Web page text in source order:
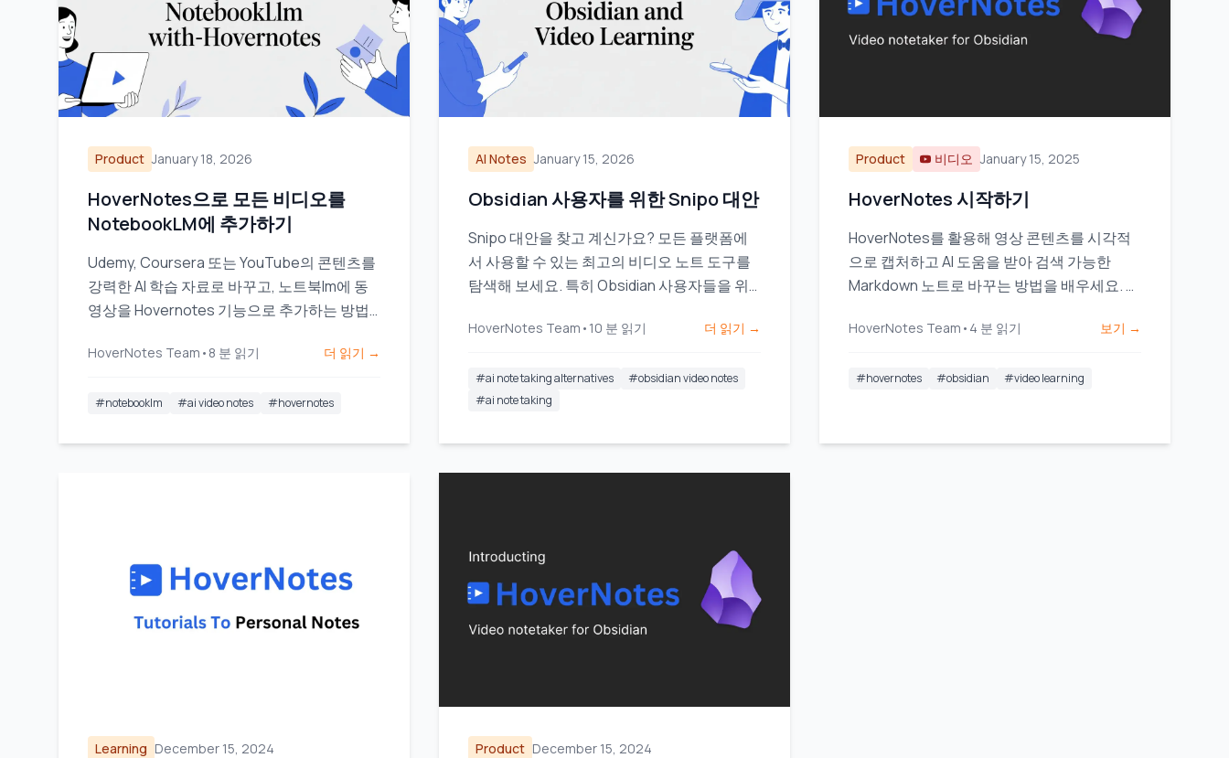
Product January 18, 2026
HoverNotes으로 모든 비디오를
NotebookLM에 추가하기
Udemy, Coursera 또는 YouTube의 콘텐츠를
강력한 AI 학습 자료로 바꾸고, 노트북lm에 동
영상을 Hovernotes 기능으로 추가하는 방법
HoverNotes Team • 8 분 읽기 더 읽기 →
#notebooklm #ai video notes #hovernotes
AI Notes January 15, 2026
Obsidian 사용자를 위한 Snipo 대안
Snipo 대안을 찾고 계신가요? 모든 플랫폼에
서 사용할 수 있는 최고의 비디오 노트 도구를
탐색해 보세요. 특히 Obsidian 사용자들을 위
다.
HoverNotes Team • 10 분 읽기 더 읽기 →
#ai note taking alternatives #obsidian video notes
#ai note taking
Product 비디오 January 15, 2025
HoverNotes 시작하기
HoverNotes를 활용해 영상 콘텐츠를 시각적
으로 캡처하고 AI 도움을 받아 검색 가능한
Markdown 노트로 바꾸는 방법을 배우세요. 또
HoverNotes Team • 4 분 읽기 보기 →
#hovernotes #obsidian #video learning
Learning December 15, 2024 Product December 15, 2024